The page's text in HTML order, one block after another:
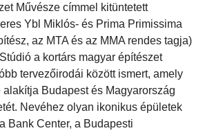
Művésze címmel kitüntetett
Ybl Miklós- és Prima Primissima
az MTA és az MMA rendes tagja)
a kortárs magyar építészet
tervezőirodái között ismert, amely
alakítja Budapest és Magyarország
Nevéhez olyan ikonikus épületek
Bank Center, a Budapesti